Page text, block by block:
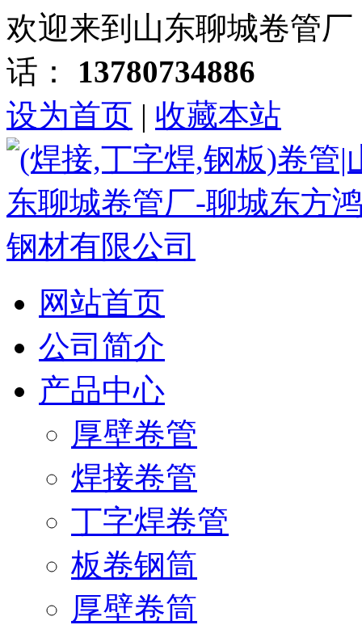
欢迎来到山东聊城卷管
话：
13780734886
设为首页 | 收藏本站
网站首页
公司简介
产品中心
厚壁卷管
焊接卷管
丁字焊卷管
板卷钢筒
厚壁卷筒